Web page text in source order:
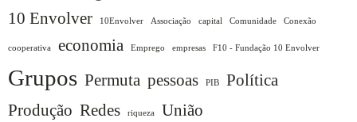
10 Envolver 10Envolver Associação capital Comunidade Conexão
cooperativa economia Emprego empresas F10 - Fundação 10 Envolver
Grupos Permuta pessoas PIB
Política
Produção Redes riqueza União